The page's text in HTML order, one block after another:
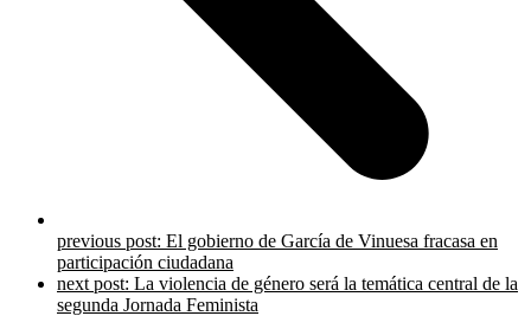
previous post: El gobierno de García de Vinuesa fracasa en
participación ciudadana
next post: La violencia de género será la temática central de la
segunda Jornada Feminista